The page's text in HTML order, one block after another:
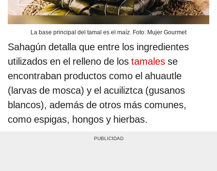
La base principal del tamal es el maíz. Foto: Mujer Gourmet
Sahagún detalla que entre los ingredientes
utilizados en el relleno de los tamales se
encontraban productos como el ahuautle
(larvas de mosca) y el acuiliztca (gusanos
blancos), además de otros más comunes,
como espigas, hongos y hierbas.